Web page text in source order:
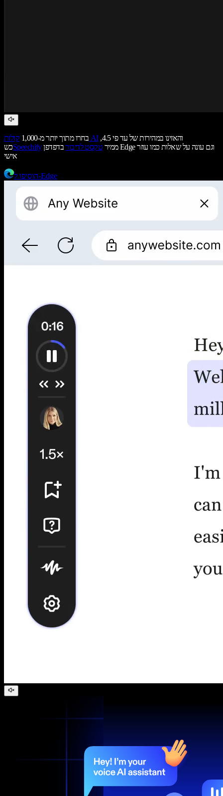
בחרו מתוך יותר מ-1,000 קולות AIוהאזינו במהירות של עד פי 4.5,
כשSpeechify ממיר טקסט לדיבורבדפדפן Edge וגם עונה על שאלות כמו עוזר
אישי
הוסיפו ל-Edge